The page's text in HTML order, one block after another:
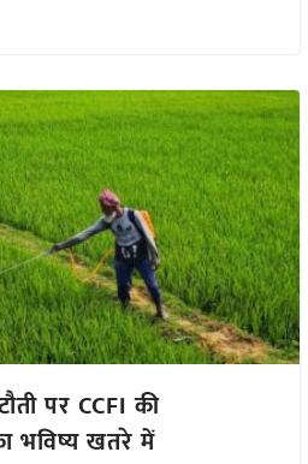
पर CCFI की
भविष्य खतरे में